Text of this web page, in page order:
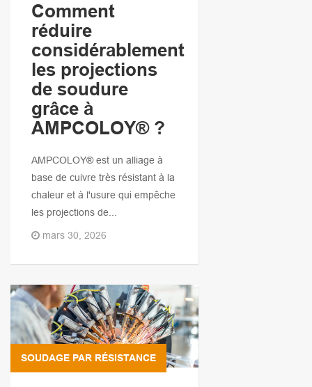
Comment
réduire
considérablement
les projections
de soudure
grâce à
AMPCOLOY® ?
AMPCOLOY® est un alliage à
base de cuivre très résistant à la
chaleur et à l'usure qui empêche
les projections de...
mars 30, 2026
SOUDAGE PAR RÉSISTANCE